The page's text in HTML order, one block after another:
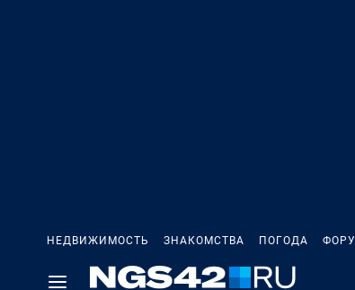
НЕДВИЖИМОСТЬ ЗНАКОМСТВА ПОГОДА